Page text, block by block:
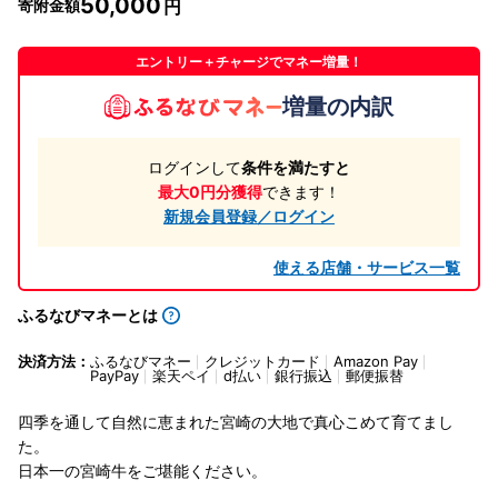
寄附金額50,000
エントリー＋チャージでマネー増量！
増量の内訳
ログインして条件を満たすと
最大0円分獲得できます！
新規会員登録／ログイン
使える店舗・サービス一覧
ふるなびマネーとは
決済方法： ふるなびマネー クレジットカード
Amazon Pay
PayPay
楽天ペイ d払い 銀行振込 郵便振替
四季を通して自然に恵まれた宮崎の大地で真心こめて育てまし
た。
日本一の宮崎牛をご堪能ください。